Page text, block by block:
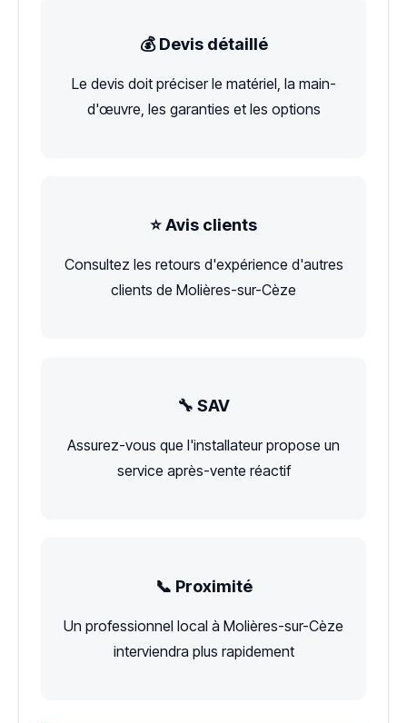
💰 Devis détaillé
Le devis doit préciser le matériel, la main-
d'œuvre, les garanties et les options
⭐ Avis clients
Consultez les retours d'expérience d'autres
clients de Molières-sur-Cèze
🔧 SAV
Assurez-vous que l'installateur propose un
service après-vente réactif
📞 Proximité
Un professionnel local à Molières-sur-Cèze
interviendra plus rapidement